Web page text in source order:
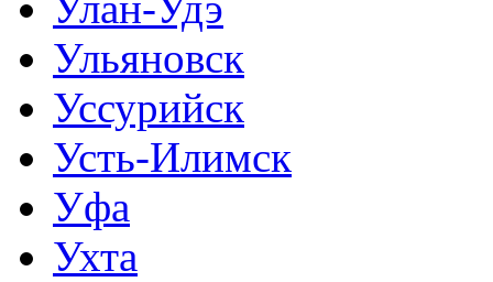
Ульяновск
Уссурийск
Усть-Илимск
Уфа
Ухта